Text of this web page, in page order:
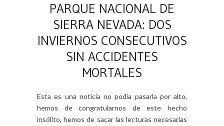
PARQUE NACIONAL DE
SIERRA NEVADA: DOS
INVIERNOS CONSECUTIVOS
SIN ACCIDENTES
MORTALES
Esta es una noticia no podía pasarla por alto,
hemos de congratularnos de este hecho
insólito, hemos de sacar las lecturas necesarias